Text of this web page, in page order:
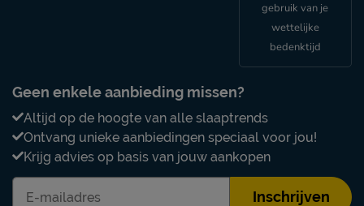
gebruik van je
wettelijke
bedenktijd
Geen enkele aanbieding missen?
Altijd op de hoogte van alle slaaptrends
Ontvang unieke aanbiedingen speciaal voor jou!
Krijg advies op basis van jouw aankopen
Inschrijven